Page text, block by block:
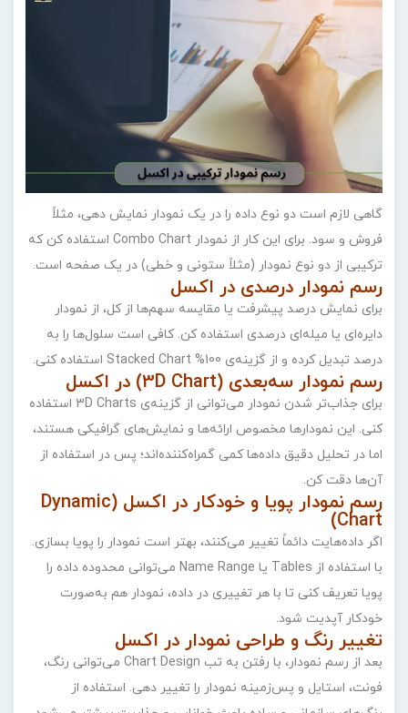
گاهی لازم است دو نوع داده را در یک نمودار نمایش دهی، مثلاً
فروش و سود. برای این کار از نمودار Combo Chart استفاده کن که
ترکیبی از دو نوع نمودار (مثلاً ستونی و خطی) در یک صفحه است.
رسم نمودار درصدی در اکسل
برای نمایش درصد پیشرفت یا مقایسه سهم‌ها از کل، از نمودار
دایره‌ای یا میله‌ای درصدی استفاده کن. کافی است سلول‌ها را به
درصد تبدیل کرده و از گزینه‌ی 100% Stacked Chart استفاده کنی.
رسم نمودار سه‌بعدی (3D Chart) در اکسل
برای جذاب‌تر شدن نمودار می‌توانی از گزینه‌ی 3D Charts استفاده
کنی. این نمودارها مخصوص ارائه‌ها و نمایش‌های گرافیکی هستند،
اما در تحلیل دقیق داده‌ها کمی گمراه‌کننده‌اند؛ پس در استفاده از
آن‌ها دقت کن.
رسم نمودار پویا و خودکار در اکسل (Dynamic
Chart)
اگر داده‌هایت دائماً تغییر می‌کنند، بهتر است نمودار را پویا بسازی.
با استفاده از Tables یا Name Range می‌توانی محدوده داده را
پویا تعریف کنی تا با هر تغییری در داده، نمودار هم به‌صورت
خودکار آپدیت شود.
تغییر رنگ و طراحی نمودار در اکسل
بعد از رسم نمودار، با رفتن به تب Chart Design می‌توانی رنگ،
فونت، استایل و پس‌زمینه نمودار را تغییر دهی. استفاده از